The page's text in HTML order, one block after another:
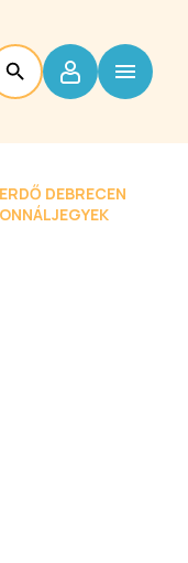
DEBRECEN
JEGYEK